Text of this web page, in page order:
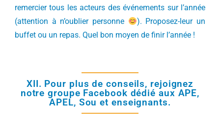
remercier tous les acteurs des événements sur l’année
(attention à n’oublier personne
). Proposez-leur un
buffet ou un repas. Quel bon moyen de finir l’année !
XII. Pour plus de conseils, rejoignez
notre groupe Facebook dédié aux APE,
APEL, Sou et enseignants.